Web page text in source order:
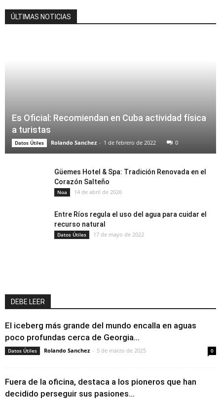
ÚLTIMAS NOTICIAS
Es Oficial: Recomiendan en Cuba actividad física
a turistas
Datos Útiles Rolando Sanchez - 1 de febrero de 2022 0
Güemes Hotel & Spa: Tradición Renovada en el
Corazón Salteño
Noa 14 de abril de 2026
Entre Ríos regula el uso del agua para cuidar el
recurso natural
Datos Útiles 17 de mayo de 2022
DEBE LEER
El iceberg más grande del mundo encalla en aguas
poco profundas cerca de Georgia...
Datos Útiles Rolando Sanchez - 5 de marzo de 2025 0
Fuera de la oficina, destaca a los pioneros que han
decidido perseguir sus pasiones...